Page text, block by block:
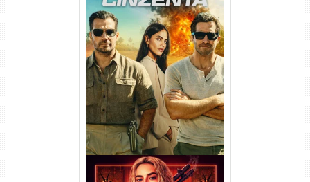
Na Zona Cinzenta Torrent
(2026) WEB-DL 1080p/4K
Dual Áudio